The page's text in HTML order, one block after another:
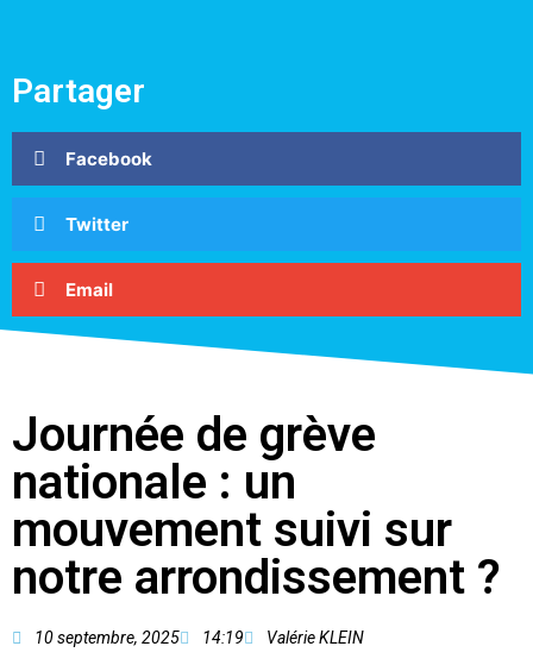
Partager
Facebook
Twitter
Email
Journée de grève
nationale : un
mouvement suivi sur
notre arrondissement ?
10 septembre, 2025 14:19 Valérie KLEIN